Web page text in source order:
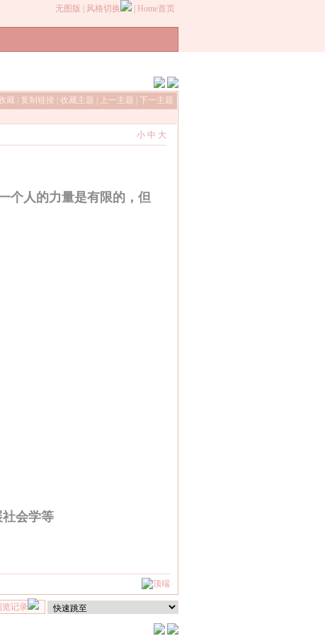
无图版 风格切换 Home首页
藏 | 复制链接 |收藏主题 | 上一主题 |下一主题
小 中 大
个人的力量是有限的，但
会学等
览记录